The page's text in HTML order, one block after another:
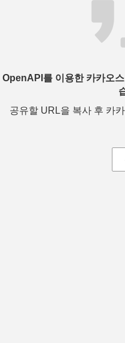
OpenAPI를 이용한 카카오
공유할 URL을 복사 후 카